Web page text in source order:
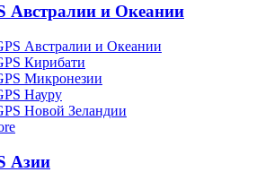
Австралии и Океании
Австралии и Океании
Кирибати
Микронезии
Науру
Новой Зеландии
Азии